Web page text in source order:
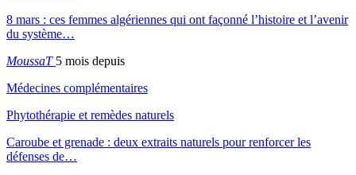
8 mars : ces femmes algériennes qui ont façonné l’histoire et l’avenir
du système…
MoussaT 5 mois depuis
Médecines complémentaires
Phytothérapie et remèdes naturels
Caroube et grenade : deux extraits naturels pour renforcer les
défenses de…